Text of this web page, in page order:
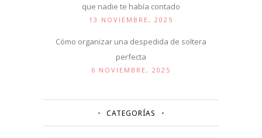
que nadie te había contado
13 NOVIEMBRE, 2025
Cómo organizar una despedida de soltera
perfecta
6 NOVIEMBRE, 2025
CATEGORÍAS